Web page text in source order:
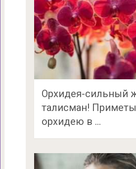
Орхидея-сильный
талисман!
орхидею в …